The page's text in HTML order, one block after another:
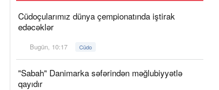
Cüdoçularımız dünya çempionatında iştirak
edəcəklər
Bugün, 10:17 Cüdo
"Sabah" Danimarka səfərindən məğlubiyyətlə
qayıdır